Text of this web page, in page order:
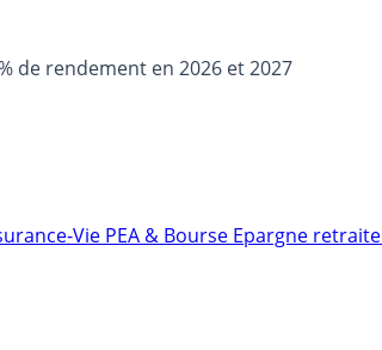
de rendement en 2026 et 2027
Vie PEA & Bourse Epargne retraite